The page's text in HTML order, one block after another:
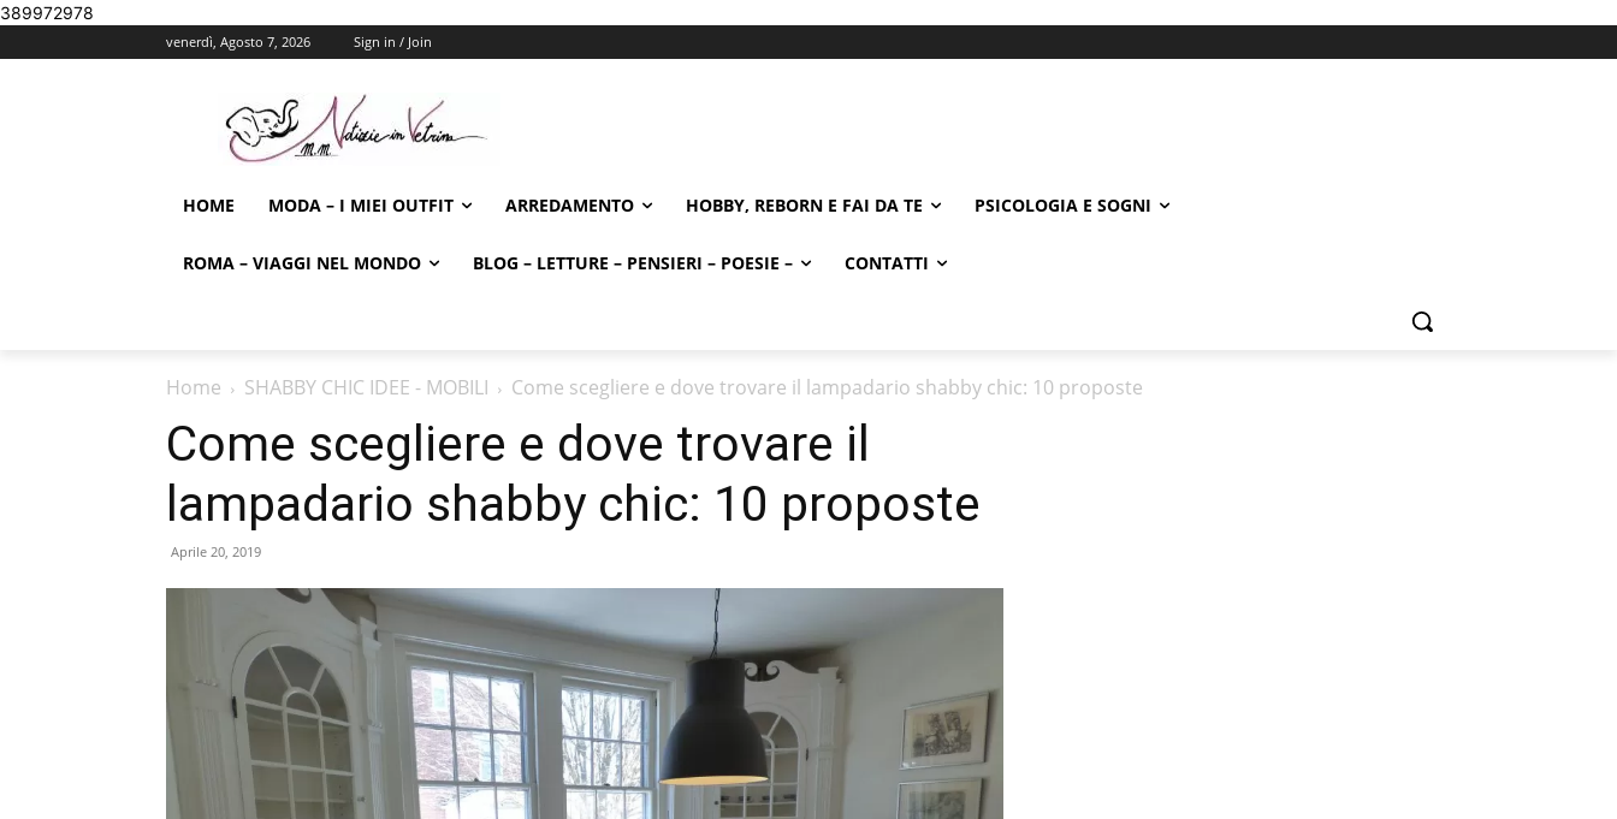
389972978
venerdì, Agosto 7, 2026 Sign in / Join
HOME MODA – I MIEI OUTFIT ARREDAMENTO HOBBY, REBORN E FAI DA TE PSICOLOGIA E SOGNI
ROMA – VIAGGI NEL MONDO BLOG – LETTURE – PENSIERI – POESIE – CONTATTI
Home SHABBY CHIC IDEE - MOBILI Come scegliere e dove trovare il lampadario shabby chic: 10 proposte
Come scegliere e dove trovare il
lampadario shabby chic: 10 proposte
Aprile 20, 2019